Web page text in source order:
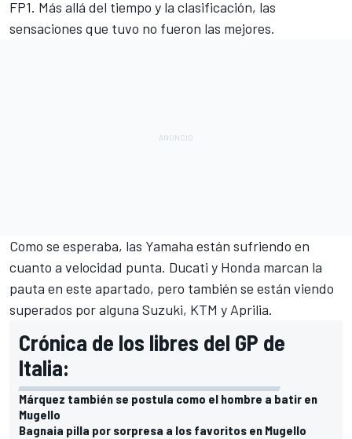
FP1. Más allá del tiempo y la clasificación, las
sensaciones que tuvo no fueron las mejores.
Como se esperaba, las Yamaha están sufriendo en
cuanto a velocidad punta. Ducati y Honda marcan la
pauta en este apartado, pero también se están viendo
superados por alguna Suzuki, KTM y Aprilia.
Crónica de los libres del GP de
Italia:
Márquez también se postula como el hombre a batir en
Mugello
Bagnaia pilla por sorpresa a los favoritos en Mugello